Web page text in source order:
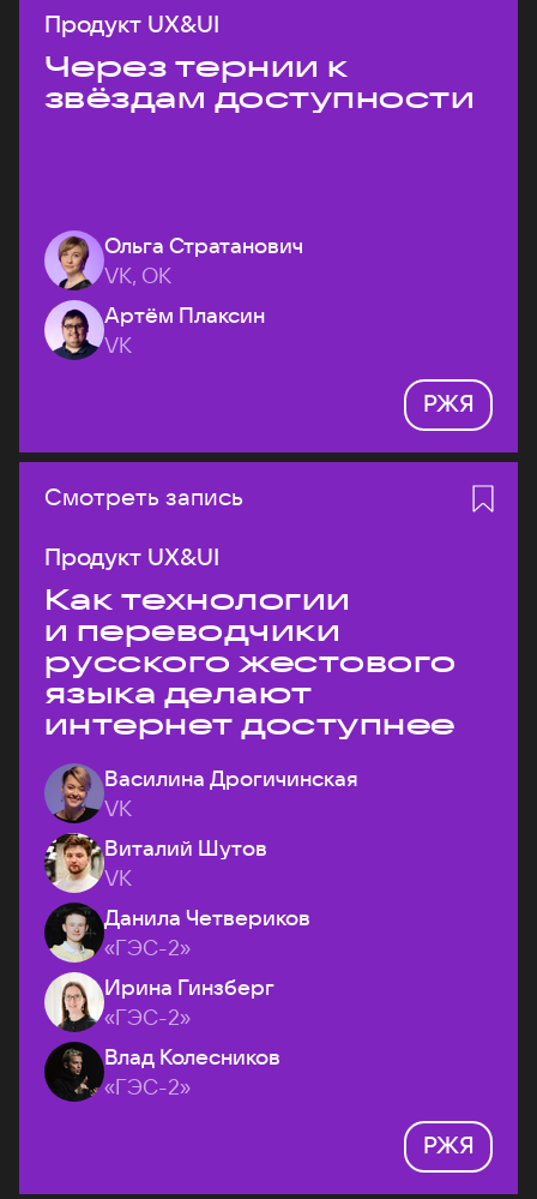
Продукт UX&UI
Через тернии к
звёздам доступности
Ольга Стратанович
VK, ОК
Артём Плаксин
VK
РЖЯ
Смотреть запись
Продукт UX&UI
Как технологии
и переводчики
русского жестового
языка делают
интернет доступнее
Василина Дрогичинская
VK
Виталий Шутов
VK
Данила Четвериков
«ГЭС-2»
Ирина Гинзберг
«ГЭС-2»
Влад Колесников
«ГЭС-2»
РЖЯ